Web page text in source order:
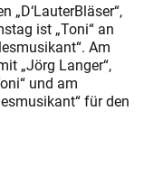
ist „Toni“ an
Am
„Jörg Langer“,
und am
für den